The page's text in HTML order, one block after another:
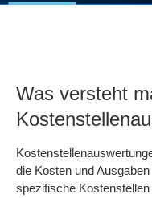
Was versteht
die Kosten und
spezifische